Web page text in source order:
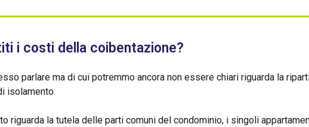
i costi della coibentazione?
parlare ma di cui potremmo ancora non essere chiari riguarda la
isolamento.
riguarda la tutela delle parti comuni del condominio, i singoli